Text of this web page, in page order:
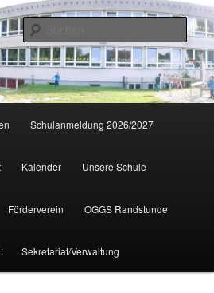
Schulanmeldung 2026/2027
Kalender Unsere Schule
Förderverein OGGS Randstunde
Sekretariat/Verwaltung